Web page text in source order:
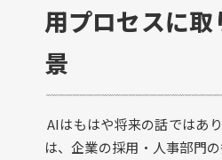
用プロセスに
景
AIはもはや将来の話ではあ
は、企業の採用・人事部門